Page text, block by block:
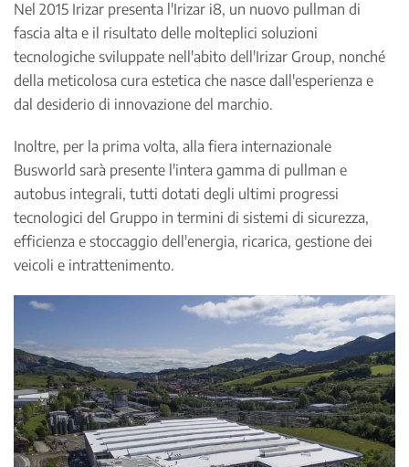
Nel 2015 Irizar presenta l'Irizar i8, un nuovo pullman di
fascia alta e il risultato delle molteplici soluzioni
tecnologiche sviluppate nell'abito dell'Irizar Group, nonché
della meticolosa cura estetica che nasce dall'esperienza e
dal desiderio di innovazione del marchio.
Inoltre, per la prima volta, alla fiera internazionale
Busworld sarà presente l'intera gamma di pullman e
autobus integrali, tutti dotati degli ultimi progressi
tecnologici del Gruppo in termini di sistemi di sicurezza,
efficienza e stoccaggio dell'energia, ricarica, gestione dei
veicoli e intrattenimento.